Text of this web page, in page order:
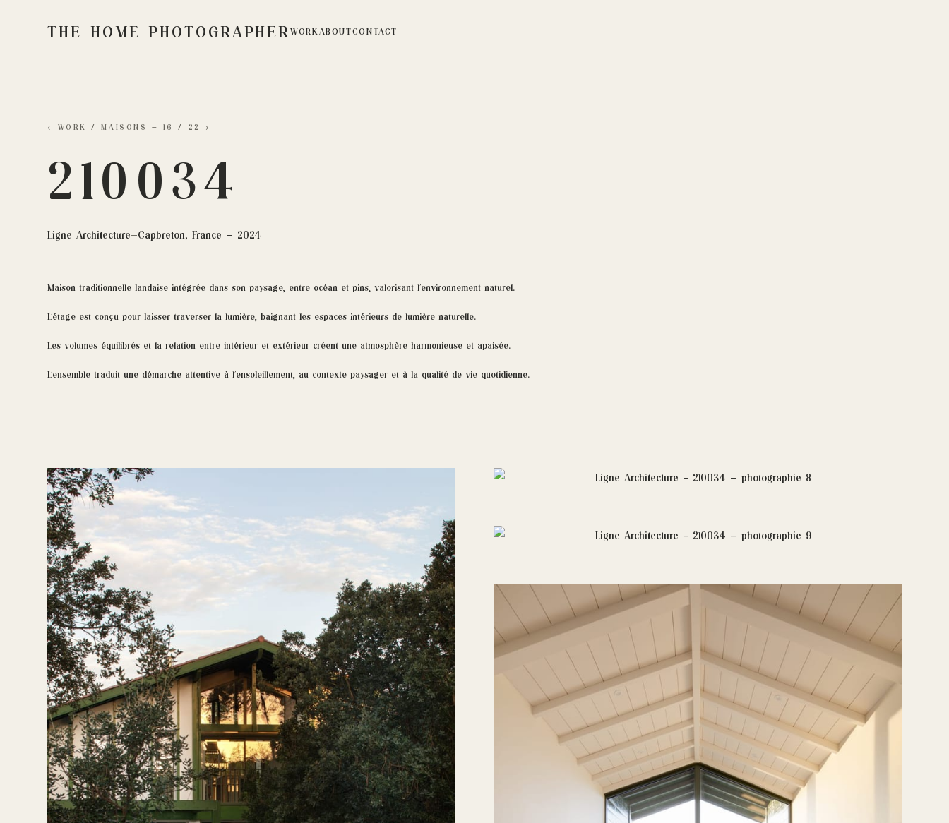
THE HOME PHOTOGRAPHERWORK ABOUTCONTACT
← WORK /MAISONS — 16 / 22 →
210034
Ligne Architecture—Capbreton, France — 2024
Maison traditionnelle landaise intégrée dans son paysage, entre océan et pins, valorisant l’environnement naturel.
L’étage est conçu pour laisser traverser la lumière, baignant les espaces intérieurs de lumière naturelle.
Les volumes équilibrés et la relation entre intérieur et extérieur créent une atmosphère harmonieuse et apaisée.
L’ensemble traduit une démarche attentive à l’ensoleillement, au contexte paysager et à la qualité de vie quotidienne.